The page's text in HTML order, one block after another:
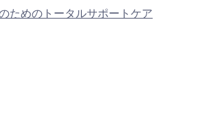
ためのトータルサポートケア